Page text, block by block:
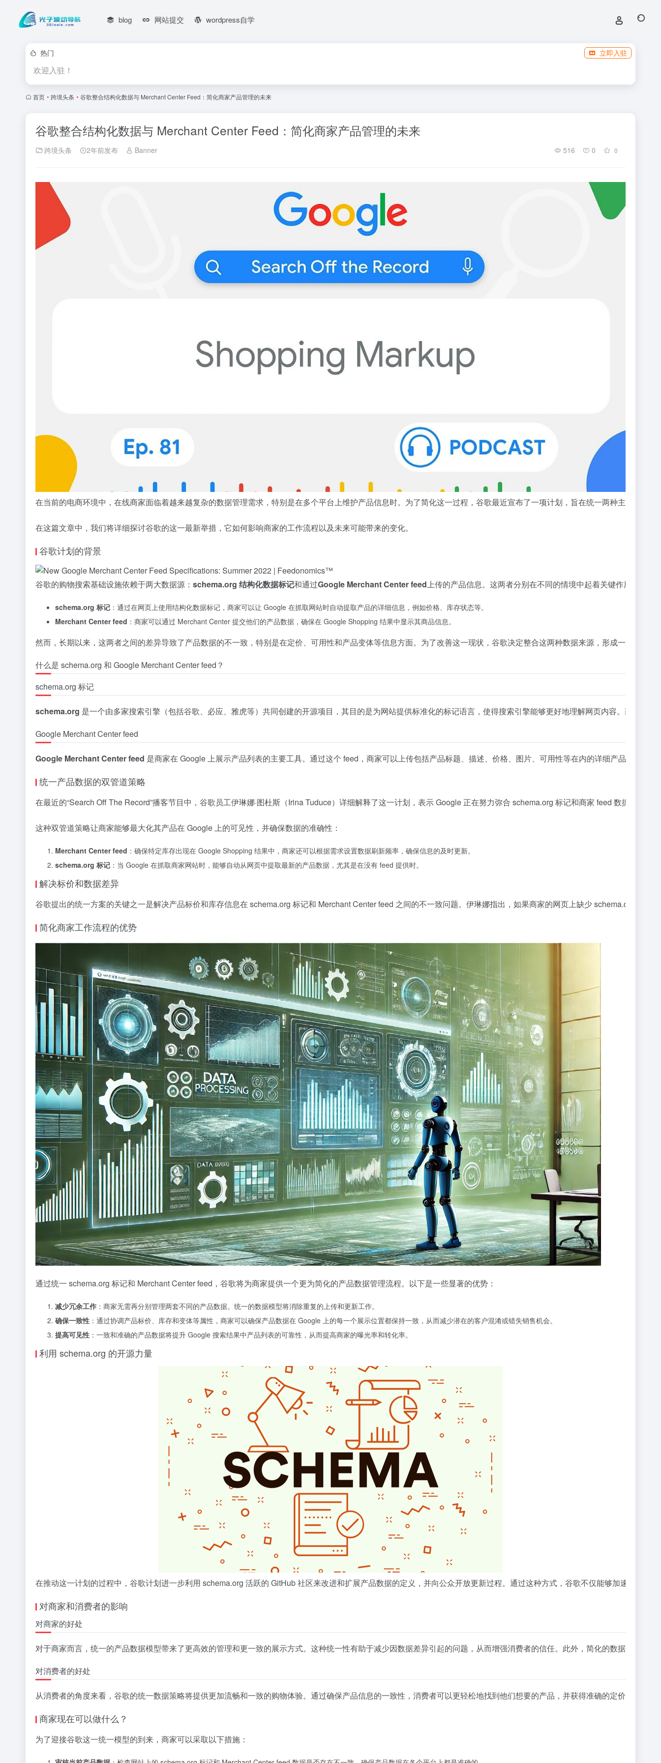
blog 网站提交 wordpress自学
热门 立即入驻
欢迎入驻！
首页 • 跨境头条 • 谷歌整合结构化数据与 Merchant Center Feed：简化商家产品管理的未来
谷歌整合结构化数据与 Merchant Center Feed：简化商家产品管理的未来
跨境头条 2年前发布 Banner 516 0 0
在当前的电商环境中，在线商家面临着越来越复杂的数据管理需求，特别是在多个平台上维护产品信息时。为了简化这一过程，谷歌最近宣布了一项计划，旨在统一两种主要的产品
在这篇文章中，我们将详细探讨谷歌的这一最新举措，它如何影响商家的工作流程以及未来可能带来的变化。
谷歌计划的背景
谷歌的购物搜索基础设施依赖于两大数据源： schema.org 结构化数据标记和通过Google Merchant Center feed上传的产品信息。这两者分别在不同的情境中起着关键作用：
schema.org 标记 ：通过在网页上使用结构化数据标记，商家可以让 Google 在抓取网站时自动提取产品的详细信息，例如价格、库存状态等。
Merchant Center feed ：商家可以通过 Merchant Center 提交他们的产品数据，确保在 Google Shopping 结果中显示其商品信息。
然而，长期以来，这两者之间的差异导致了产品数据的不一致，特别是在定价、可用性和产品变体等信息方面。为了改善这一现状，谷歌决定整合这两种数据来源，形成一个统一的
什么是 schema.org 和 Google Merchant Center feed？
schema.org 标记
schema.org 是一个由多家搜索引擎（包括谷歌、必应、雅虎等）共同创建的开源项目，其目的是为网站提供标准化的标记语言，使得搜索引擎能够更好地理解网页内容。商家可
Google Merchant Center feed
Google Merchant Center feed 是商家在 Google 上展示产品列表的主要工具。通过这个 feed，商家可以上传包括产品标题、描述、价格、图片、可用性等在内的详细产品信息，
统一产品数据的双管道策略
在最近的“Search Off The Record”播客节目中，谷歌员工伊琳娜·图杜斯（Irina Tuduce）详细解释了这一计划，表示 Google 正在努力弥合 schema.org 标记和商家 feed 数据之间
这种双管道策略让商家能够最大化其产品在 Google 上的可见性，并确保数据的准确性：
Merchant Center feed ：确保特定库存出现在 Google Shopping 结果中，商家还可以根据需求设置数据刷新频率，确保信息的及时更新。
schema.org 标记 ：当 Google 在抓取商家网站时，能够自动从网页中提取最新的产品数据，尤其是在没有 feed 提供时。
解决标价和数据差异
谷歌提出的统一方案的关键之一是解决产品标价和库存信息在 schema.org 标记和 Merchant Center feed 之间的不一致问题。伊琳娜指出，如果商家的网页上缺少 schema.org 标
简化商家工作流程的优势
通过统一 schema.org 标记和 Merchant Center feed，谷歌将为商家提供一个更为简化的产品数据管理流程。以下是一些显著的优势：
减少冗余工作 ：商家无需再分别管理两套不同的产品数据。统一的数据模型将消除重复的上传和更新工作。
确保一致性 ：通过协调产品标价、库存和变体等属性，商家可以确保产品数据在 Google 上的每一个展示位置都保持一致，从而减少潜在的客户混淆或错失销售机会。
提高可见性 ：一致和准确的产品数据将提升 Google 搜索结果中产品列表的可靠性，从而提高商家的曝光率和转化率。
利用 schema.org 的开源力量
在推动这一计划的过程中，谷歌计划进一步利用 schema.org 活跃的 GitHub 社区来改进和扩展产品数据的定义，并向公众开放更新过程。通过这种方式，谷歌不仅能够加速其统一
对商家和消费者的影响
对商家的好处
对于商家而言，统一的产品数据模型带来了更高效的管理和更一致的展示方式。这种统一性有助于减少因数据差异引起的问题，从而增强消费者的信任。此外，简化的数据流可以
对消费者的好处
从消费者的角度来看，谷歌的统一数据策略将提供更加流畅和一致的购物体验。通过确保产品信息的一致性，消费者可以更轻松地找到他们想要的产品，并获得准确的定价和库存
商家现在可以做什么？
为了迎接谷歌这一统一模型的到来，商家可以采取以下措施：